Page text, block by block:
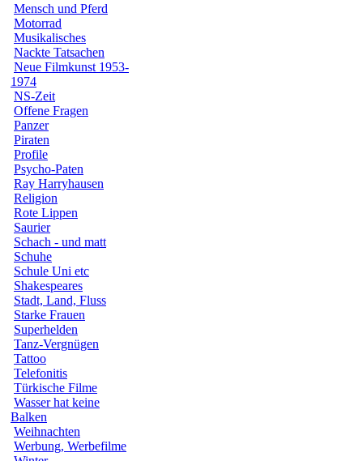
Mensch und Pferd
Motorrad
Musikalisches
Nackte Tatsachen
Neue Filmkunst 1953-
1974
NS-Zeit
Offene Fragen
Panzer
Piraten
Profile
Psycho-Paten
Ray Harryhausen
Religion
Rote Lippen
Saurier
Schach - und matt
Schuhe
Schule Uni etc
Shakespeares
Stadt, Land, Fluss
Starke Frauen
Superhelden
Tanz-Vergnügen
Tattoo
Telefonitis
Türkische Filme
Wasser hat keine
Balken
Weihnachten
Werbung, Werbefilme